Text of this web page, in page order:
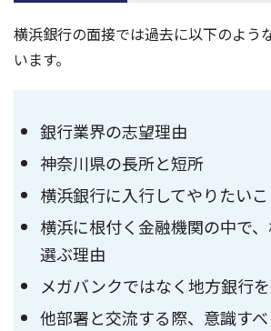
横浜銀行の面接では過去に以下のよう
います。
銀行業界の志望理由
神奈川県の長所と短所
横浜銀行に入行してやりたいこ
横浜に根付く金融機関の中で
選ぶ理由
メガバンクではなく地方銀行
他部署と交流する際、意識す